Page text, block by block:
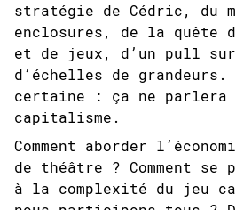
stratégie de Cédric, du
enclosures, de la quête
et de jeux, d’un pull
d’échelles de grandeurs.
certaine : ça ne parlera
capitalisme.
Comment aborder
de théâtre ? Comment se
à la complexité du jeu